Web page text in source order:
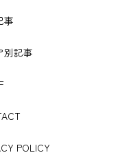
事
別記事
POLICY